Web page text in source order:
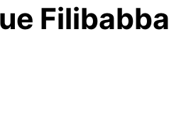
Filibabba